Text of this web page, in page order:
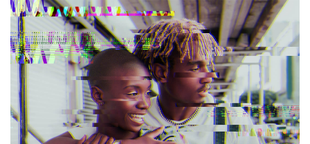
Light Sparkling
(740 Overlays)
Large 6000*4000px
Entire Collection
(1783 Overlays)
Large 6000*4000px